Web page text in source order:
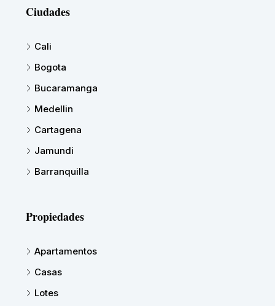
Ciudades
Cali
Bogota
Bucaramanga
Medellin
Cartagena
Jamundi
Barranquilla
Propiedades
Apartamentos
Casas
Lotes